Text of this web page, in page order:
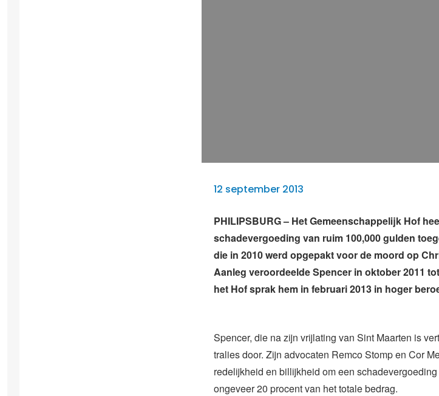
12 september 2013
PHILIPSBURG – Het Gemeenschappelijk Hof
schadevergoeding van ruim 100,000 gulden
die in 2010 werd opgepakt voor de moord op
Aanleg veroordeelde Spencer in oktober 2011
het Hof sprak hem in februari 2013 in hoger
Spencer, die na zijn vrijlating van Sint Maarten is
tralies door. Zijn advocaten Remco Stomp en Cor
redelijkheid en billijkheid om een
ongeveer 20 procent van het totale bedrag.